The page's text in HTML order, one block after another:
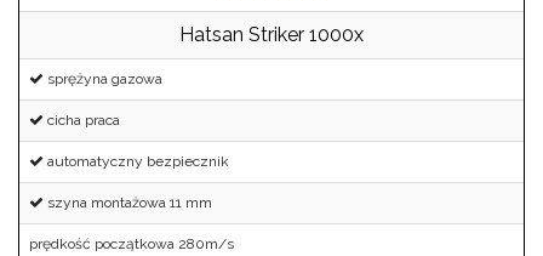
Hatsan Striker 1000x
sprężyna gazowa
cicha praca
automatyczny bezpiecznik
szyna montażowa 11 mm
prędkość początkowa 280m/s